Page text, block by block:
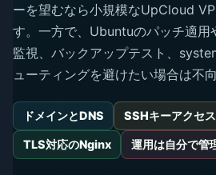
ーを望むなら小規模なUpCloud
す。一方で、Ubuntuのパッチ適用
監視、バックアップテスト、
ューティングを避けたい場合は不向
ドメインとDNS SSHキーアクセス
TLS対応のNginx 運用は自分で管